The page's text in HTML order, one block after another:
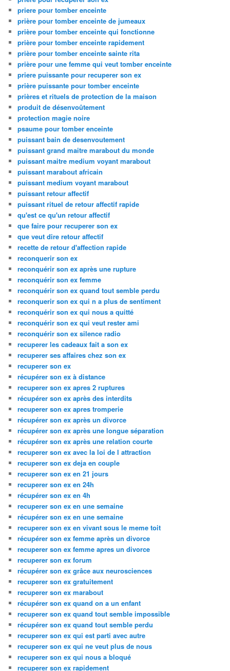
priere pour tomber enceinte
prière pour tomber enceinte de jumeaux
prière pour tomber enceinte qui fonctionne
prière pour tomber enceinte rapidement
prière pour tomber enceinte sainte rita
prière pour une femme qui veut tomber enceinte
priere puissante pour recuperer son ex
prière puissante pour tomber enceinte
prières et rituels de protection de la maison
produit de désenvoûtement
protection magie noire
psaume pour tomber enceinte
puissant bain de desenvoutement
puissant grand maitre marabout du monde
puissant maitre medium voyant marabout
puissant marabout africain
puissant medium voyant marabout
puissant retour affectif
puissant rituel de retour affectif rapide
qu'est ce qu'un retour affectif
que faire pour recuperer son ex
que veut dire retour affectif
recette de retour d'affection rapide
reconquerir son ex
reconquérir son ex après une rupture
reconquérir son ex femme
reconquérir son ex quand tout semble perdu
reconquerir son ex qui n a plus de sentiment
reconquérir son ex qui nous a quitté
reconquérir son ex qui veut rester ami
reconquérir son ex silence radio
recuperer les cadeaux fait a son ex
recuperer ses affaires chez son ex
recuperer son ex
récupérer son ex à distance
recuperer son ex apres 2 ruptures
récupérer son ex après des interdits
recuperer son ex apres tromperie
récupérer son ex après un divorce
récupérer son ex après une longue séparation
récupérer son ex après une relation courte
recuperer son ex avec la loi de l attraction
recuperer son ex deja en couple
recuperer son ex en 21 jours
recuperer son ex en 24h
récupérer son ex en 4h
recuperer son ex en une semaine
récupérer son ex en une semaine
recuperer son ex en vivant sous le meme toit
récupérer son ex femme après un divorce
recuperer son ex femme apres un divorce
recuperer son ex forum
récupérer son ex grâce aux neurosciences
recuperer son ex gratuitement
recuperer son ex marabout
récupérer son ex quand on a un enfant
recuperer son ex quand tout semble impossible
récupérer son ex quand tout semble perdu
recuperer son ex qui est parti avec autre
recuperer son ex qui ne veut plus de nous
recuperer son ex qui nous a bloqué
recuperer son ex rapidement